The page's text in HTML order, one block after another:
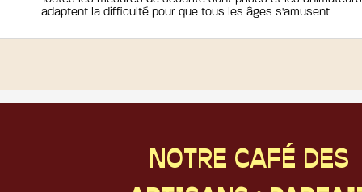
adaptent la difficulté pour que tous les âges s'amusent
NOTRE CAFÉ DES